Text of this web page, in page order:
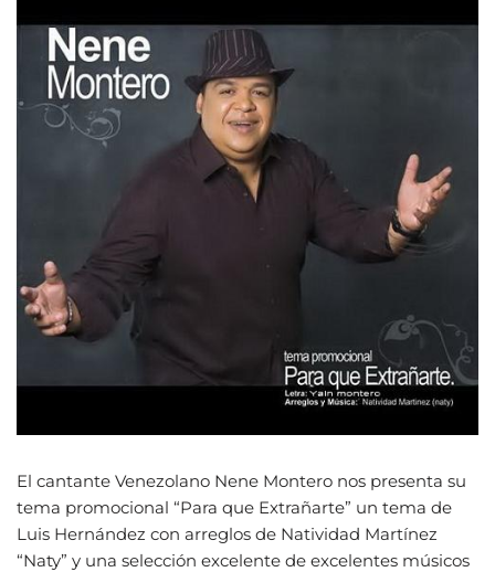
El cantante Venezolano Nene Montero nos presenta su
tema promocional “Para que Extrañarte” un tema de
Luis Hernández con arreglos de Natividad Martínez
“Naty” y una selección excelente de excelentes músicos